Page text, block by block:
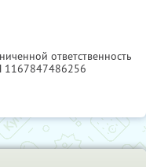
ответственность
1167847486256